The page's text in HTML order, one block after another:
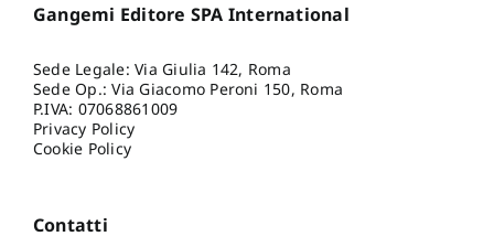
Gangemi Editore SPA International
Sede Legale: Via Giulia 142, Roma
Sede Op.: Via Giacomo Peroni 150, Roma
P.IVA: 07068861009
Privacy Policy
Cookie Policy
Contatti